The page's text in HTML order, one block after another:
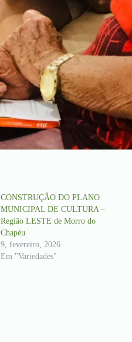
CONSTRUÇÃO DO PLANO
MUNICIPAL DE CULTURA –
Região LESTE de Morro do
Chapéu
9, fevereiro, 2026
Em "Variedades"